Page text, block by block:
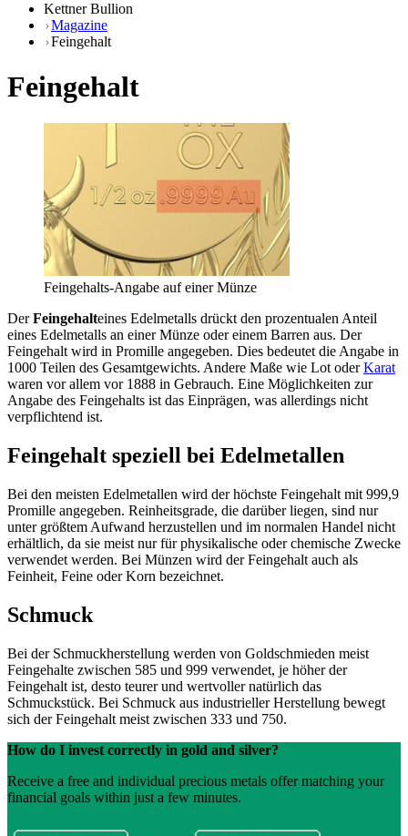
Kettner Bullion
Magazine
Feingehalt
Feingehalt
Feingehalts-Angabe auf einer Münze
DerFeingehalteines Edelmetalls drückt den prozentualen Anteil
eines Edelmetalls an einer Münze oder einem Barren aus. Der
Feingehalt wird in Promille angegeben. Dies bedeutet die Angabe in
1000 Teilen des Gesamtgewichts. Andere Maße wie Lot oderKarat
waren vor allem vor 1888 in Gebrauch. Eine Möglichkeiten zur
Angabe des Feingehalts ist das Einprägen, was allerdings nicht
verpflichtend ist.
Feingehalt speziell bei Edelmetallen
Bei den meisten Edelmetallen wird der höchste Feingehalt mit 999,9
Promille angegeben. Reinheitsgrade, die darüber liegen, sind nur
unter größtem Aufwand herzustellen und im normalen Handel nicht
erhältlich, da sie meist nur für physikalische oder chemische Zwecke
verwendet werden. Bei Münzen wird der Feingehalt auch als
Feinheit, Feine oder Korn bezeichnet.
Schmuck
Bei der Schmuckherstellung werden von Goldschmieden meist
Feingehalte zwischen 585 und 999 verwendet, je höher der
Feingehalt ist, desto teurer und wertvoller natürlich das
Schmuckstück. Bei Schmuck aus industrieller Herstellung bewegt
sich der Feingehalt meist zwischen 333 und 750.
How do I invest correctly in gold and silver?
Receive a free and individual precious metals offer matching your
financial goals within just a few minutes.